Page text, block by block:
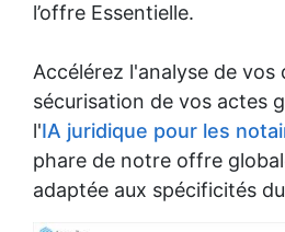
l’offre Essentielle.
Accélérez l'analyse de vos
sécurisation de vos actes
l'IA juridique pour les
phare de notre offre
adaptée aux spécificités